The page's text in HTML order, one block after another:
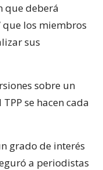
que deberá
que los miembros
sus
sobre un
se hacen cada
grado de interés
a periodistas